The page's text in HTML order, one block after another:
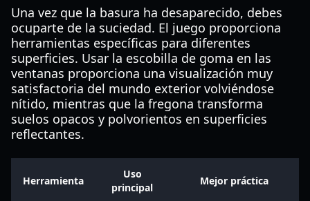
Una vez que la basura ha desaparecido, debes
ocuparte de la suciedad. El juego proporciona
herramientas específicas para diferentes
superficies. Usar la escobilla de goma en las
ventanas proporciona una visualización muy
satisfactoria del mundo exterior volviéndose
nítido, mientras que la fregona transforma
suelos opacos y polvorientos en superficies
reflectantes.
Herramienta
Uso
principal
Mejor práctica